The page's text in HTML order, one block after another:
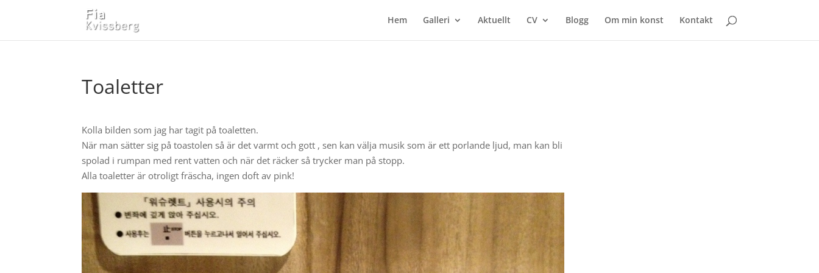
Hem Galleri Aktuellt CV Blogg Om min konst Kontakt
Toaletter
Kolla bilden som jag har tagit på toaletten.
När man sätter sig på toastolen så är det varmt och gott , sen kan välja musik som är ett porlande ljud, man kan bli
spolad i rumpan med rent vatten och när det räcker så trycker man på stopp.
Alla toaletter är otroligt fräscha, ingen doft av pink!